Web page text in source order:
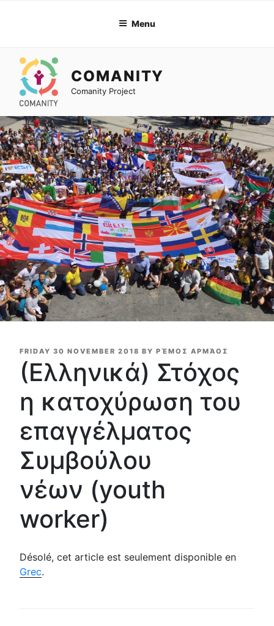
Menu
COMANITY
Comanity Project
POSTED
ON
FRIDAY 30 NOVEMBER 2018 BY ΡΈΜΟΣ ΑΡΜΆΟΣ
(Ελληνικά) Στόχος
η κατοχύρωση του
επαγγέλματος
Συμβούλου
νέων (youth
worker)
Désolé, cet article est seulement disponible en
Grec.